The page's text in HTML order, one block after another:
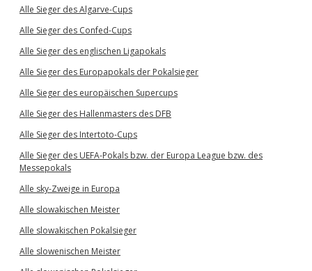
Alle Sieger des Algarve-Cups
Alle Sieger des Confed-Cups
Alle Sieger des englischen Ligapokals
Alle Sieger des Europapokals der Pokalsieger
Alle Sieger des europäischen Supercups
Alle Sieger des Hallenmasters des DFB
Alle Sieger des Intertoto-Cups
Alle Sieger des UEFA-Pokals bzw. der Europa League bzw. des
Messepokals
Alle sky-Zweige in Europa
Alle slowakischen Meister
Alle slowakischen Pokalsieger
Alle slowenischen Meister